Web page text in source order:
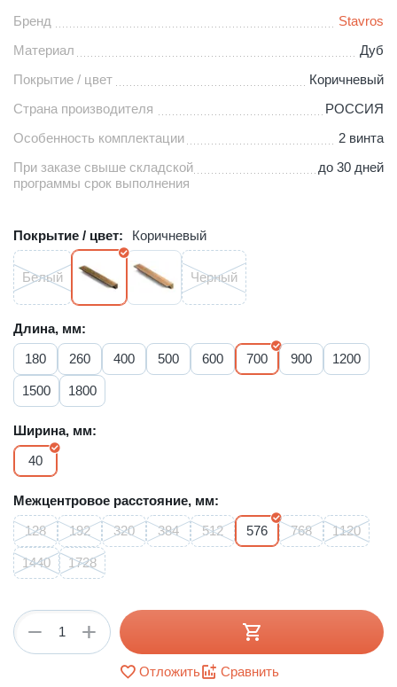
Бренд
Stavros
Материал
Дуб
Покрытие / цвет
Коричневый
Страна производителя
РОССИЯ
Особенность комплектации
2 винта
При заказе свыше складской
программы срок выполнения
до 30 дней
Покрытие / цвет: Коричневый
Белый Черный
Длина, мм:
180
260 400 500 600 700 900 1200
1500 1800
Ширина, мм:
40
Межцентровое расстояние, мм:
128
192 320 384 512 576 768 1120
1440 1728
+
−
Отложить Сравнить